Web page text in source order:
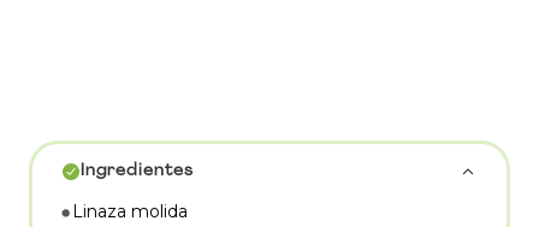
Ingredientes
Linaza molida